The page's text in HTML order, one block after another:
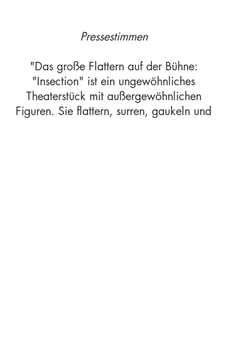
Pressestimmen
"Das große Flattern auf der Bühne:
"Insection" ist ein ungewöhnliches
Theaterstück mit außergewöhnlichen
Figuren. Sie flattern, surren, gaukeln und